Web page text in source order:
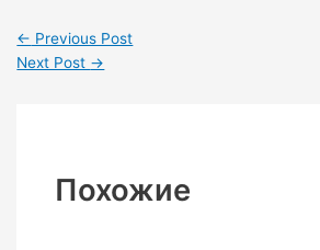
← Previous Post
Next Post →
Похожие